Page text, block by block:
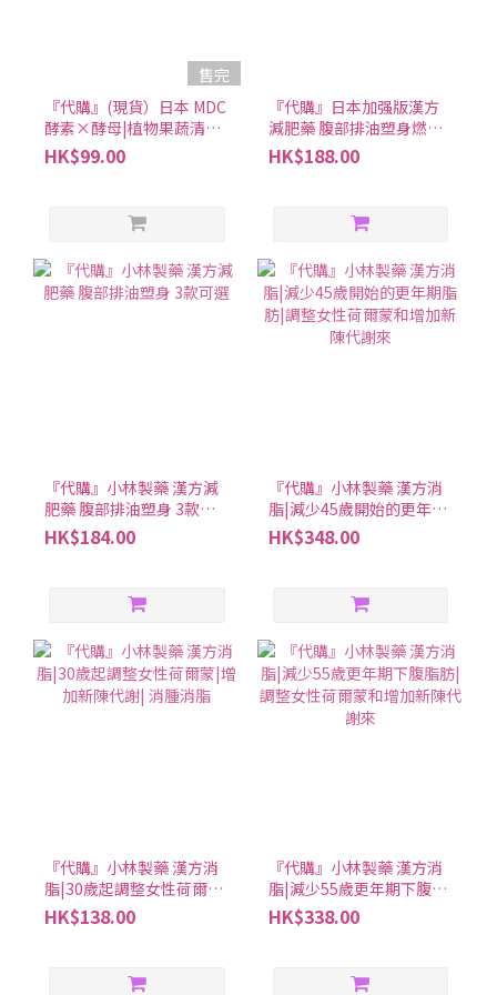
售完
『代購』(現貨）日本 MDC
酵素×酵母|植物果蔬清理
腸道|健康塑身美容養顏|
60粒（30日分）
HK$99.00
『代購』日本加强版漢方
減肥藥 腹部排油塑身燃燒
體脂ZA |小林製藥
HK$188.00
『代購』小林製藥 漢方減
肥藥 腹部排油塑身 3款可
選
HK$184.00
『代購』小林製藥 漢方消
脂|減少45歲開始的更年期
脂肪|調整女性荷爾蒙和增
加新陳代謝來
HK$348.00
『代購』小林製藥 漢方消
脂|30歲起調整女性荷爾蒙|
增加新陳代謝| 消腫消脂
HK$138.00
『代購』小林製藥 漢方消
脂|減少55歲更年期下腹脂
肪|調整女性荷爾蒙和增加
新陳代謝來
HK$338.00